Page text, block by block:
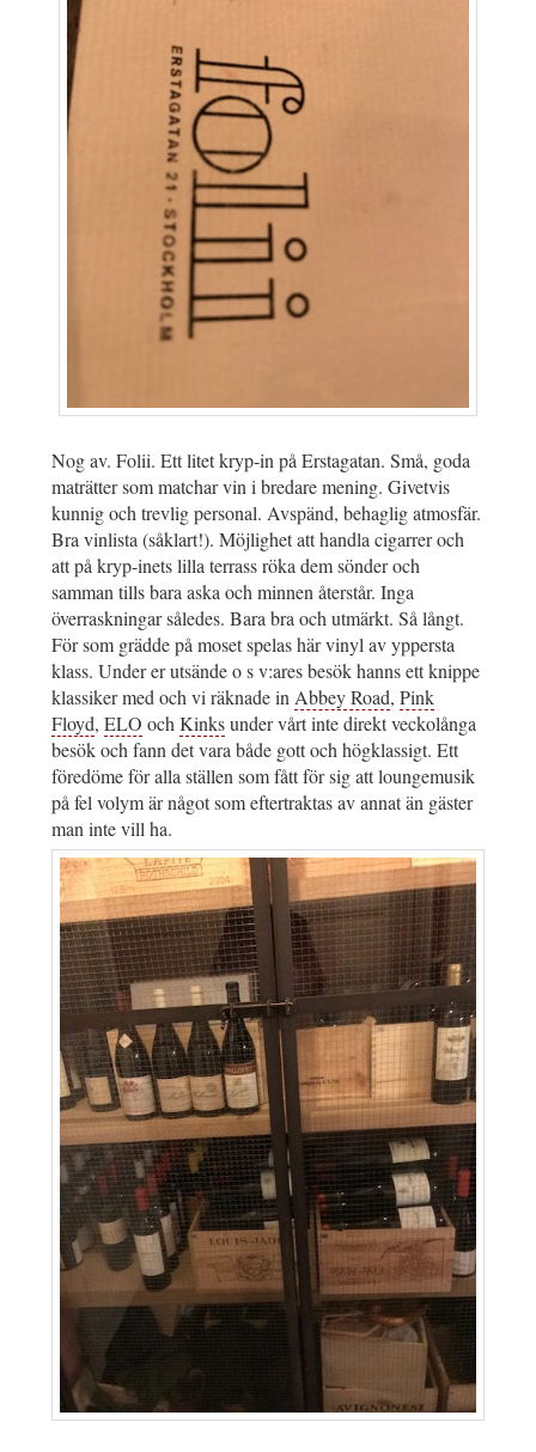
Nog av. Folii. Ett litet kryp-in på Erstagatan. Små, goda
maträtter som matchar vin i bredare mening. Givetvis
kunnig och trevlig personal. Avspänd, behaglig atmosfär.
Bra vinlista (såklart!). Möjlighet att handla cigarrer och
att på kryp-inets lilla terrass röka dem sönder och
samman tills bara aska och minnen återstår. Inga
överraskningar således. Bara bra och utmärkt. Så långt.
För som grädde på moset spelas här vinyl av yppersta
klass. Under er utsände o s v:ares besök hanns ett knippe
klassiker med och vi räknade in Abbey Road, Pink
Floyd, ELO och Kinksunder vårt inte direkt veckolånga
besök och fann det vara både gott och högklassigt. Ett
föredöme för alla ställen som fått för sig att loungemusik
på fel volym är något som eftertraktas av annat än gäster
man inte vill ha.